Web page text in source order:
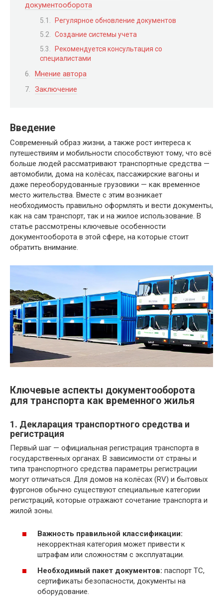
документооборота
Регулярное обновление документов
Создание системы учета
Рекомендуется консультация со
специалистами
Мнение автора
Заключение
Введение
Современный образ жизни, а также рост интереса к
путешествиям и мобильности способствуют тому, что всё
больше людей рассматривают транспортные средства —
автомобили, дома на колёсах, пассажирские вагоны и
даже переоборудованные грузовики — как временное
место жительства. Вместе с этим возникает
необходимость правильно оформлять и вести документы,
как на сам транспорт, так и на жилое использование. В
статье рассмотрены ключевые особенности
документооборота в этой сфере, на которые стоит
обратить внимание.
Ключевые аспекты документооборота
для транспорта как временного жилья
1. Декларация транспортного средства и
регистрация
Первый шаг — официальная регистрация транспорта в
государственных органах. В зависимости от страны и
типа транспортного средства параметры регистрации
могут отличаться. Для домов на колёсах (RV) и бытовых
фургонов обычно существуют специальные категории
регистраций, которые отражают сочетание транспорта и
жилой зоны.
Важность правильной классификации:
некорректная категория может привести к
штрафам или сложностям с эксплуатации.
Необходимый пакет документов: паспорт ТС,
сертификаты безопасности, документы на
оборудование.